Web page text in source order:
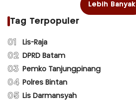
Lebih Banyak
Tag Terpopuler
01 Lis-Raja
02 DPRD Batam
03 Pemko Tanjungpinang
04 Polres Bintan
05 Lis Darmansyah